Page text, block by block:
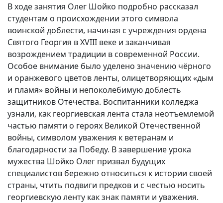
В ходе занятия Олег Шойко подробно рассказал
студентам о происхождении этого символа
воинской доблести, начиная с учреждения ордена
Святого Георгия в XVIII веке и заканчивая
возрождением традиции в современной России.
Особое внимание было уделено значению чёрного
и оранжевого цветов ленты, олицетворяющих «дым
и пламя» войны и непоколебимую доблесть
защитников Отечества. Воспитанники колледжа
узнали, как георгиевская лента стала неотъемлемой
частью памяти о героях Великой Отечественной
войны, символом уважения к ветеранам и
благодарности за Победу. В завершение урока
мужества Шойко Олег призвал будущих
специалистов бережно относиться к истории своей
страны, чтить подвиги предков и с честью носить
георгиевскую ленту как знак памяти и уважения.